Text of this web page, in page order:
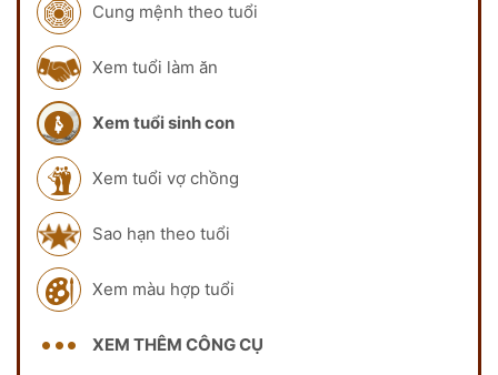
Cung mệnh theo tuổi
Xem tuổi làm ăn
Xem tuổi sinh con
Xem tuổi vợ chồng
Sao hạn theo tuổi
Xem màu hợp tuổi
XEM THÊM CÔNG CỤ